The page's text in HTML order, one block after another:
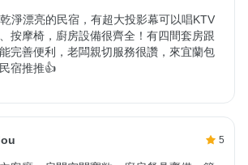
淨漂亮的民宿，有超大投影幕可以唱KTV
按摩椅，廚房設備很齊全！有四間套房跟
完善便利，老闆親切服務很讚，來宜蘭包
宿推推👍
5